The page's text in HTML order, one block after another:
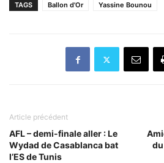
TAGS Ballon d'Or Yassine Bounou
Article précédent
AFL – demi-finale aller : Le
Wydad de Casablanca bat
l’ES de Tunis